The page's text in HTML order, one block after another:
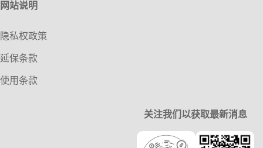
网站说明
隐私权政策
延保条款
使用条款
关注我们以获取最新消息